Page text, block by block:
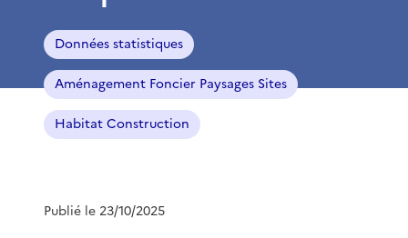
Données statistiques
Aménagement Foncier Paysages Sites
Habitat Construction
Publié le 23/10/2025